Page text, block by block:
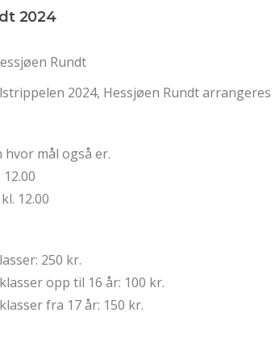
2024
Rundt
2024, Hessjøen Rundt arrangeres
hvor mål også er.
12.00
250 kr.
opp til 16 år: 100 kr.
fra 17 år: 150 kr.